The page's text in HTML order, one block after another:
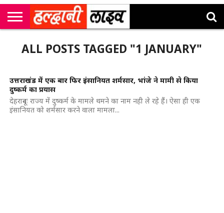
सी
एम
कॉर्नर
उत्तराखंड
न्यूज़
खेल
मनोरंजन
सम्पादकीय
जॉब
अलर्ट्स
ALL POSTS TAGGED "1 JANUARY"
उत्तराखंड में एक बार फिर इंसानियत शर्मसार, भांजे ने मामी से किया
दुष्कर्म का प्रयास
देहरादूनः राज्य में दुष्कर्म के मामले थमने का नाम नही ले रहे हैं। ऐसा ही एक
इंसानियत को शर्मसार करने वाला मामला...